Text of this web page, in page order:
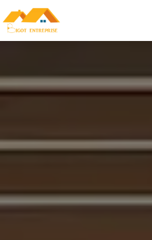
Panneau de gestion des cookies